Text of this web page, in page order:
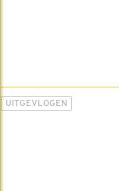
UITGEVLOGEN